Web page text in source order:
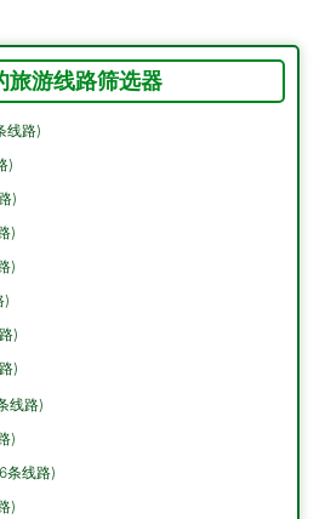
旅游线路筛选器
线路)
)
)
)
)
)
)
)
线路)
)
条线路)
)